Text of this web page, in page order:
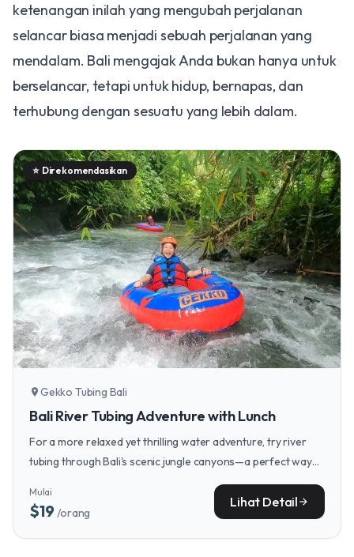
ketenangan inilah yang mengubah perjalanan
selancar biasa menjadi sebuah perjalanan yang
mendalam. Bali mengajak Anda bukan hanya untuk
berselancar, tetapi untuk hidup, bernapas, dan
terhubung dengan sesuatu yang lebih dalam.
⭐ Direkomendasikan
location_on Gekko Tubing Bali
Bali River Tubing Adventure with Lunch
For a more relaxed yet thrilling water adventure, try river
tubing through Bali's scenic jungle canyons—a perfect way
to cool off and enjoy the island's lush landscapes from a
unique vantage point.
Mulai
$19/orang
Lihat Detail arrow_forward